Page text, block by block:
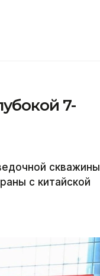
7-
скважины
с китайской